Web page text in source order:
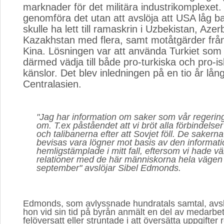
marknader för det militära
genomföra det utan att avslöja att USA låg
skulle ha lett till ramaskrin i Uzbekistan,
Kazakhstan med flera, samt motåtgärder
Kina. Lösningen var att använda Turkiet
därmed vädja till både pro-turkiska och pro-
känslor. Det blev inledningen på en tio år
Centralasien.
"Jag har information om saker som vår
om. T.ex påståendet att vi bröt alla
och talibanerna efter att Sovjet föll. De
bevisas vara lögner mot basis av den
hemligstämplade i mitt fall, eftersom vi hade
relationer med de här människorna hela
september"avslöjar Sibel Edmonds.
Edmonds, som avlyssnade hundratals samtal,
hon vid sin tid på byrån anmält en del av
felöversatt eller struntade i att översätta uppgifter